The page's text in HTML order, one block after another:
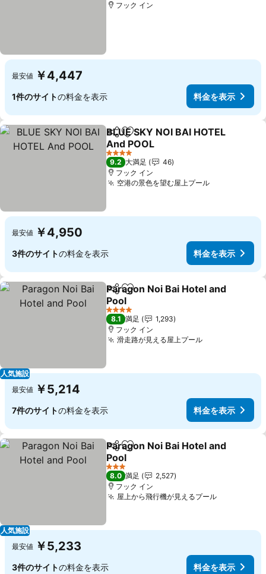
フック イン
最安値 ￥4,447
1件のサイトの料金を表示 料金を表示
シェアお気に入りに追加
BLUE SKY NOI BAI HOTEL
And POOL
料金を表示
4 ホテルのランク
9.2 大満足
46
フック イン
空港の景色を望む屋上プール料金を表示
最安値 ￥4,950
3件のサイトの料金を表示 料金を表示
人気施設
シェアお気に入りに追加
Paragon Noi Bai Hotel and
Pool
料金を表示
4 ホテルのランク
8.1 満足
1,293
フック イン
滑走路が見える屋上プール料金を表示
最安値 ￥5,214
7件のサイトの料金を表示 料金を表示
人気施設
シェアお気に入りに追加
Paragon Noi Bai Hotel and
Pool
料金を表示
3 ホテルのランク
8.0 満足
2,527
フック イン
屋上から飛行機が見えるプール料金を表示
最安値 ￥5,233
3件のサイトの料金を表示 料金を表示